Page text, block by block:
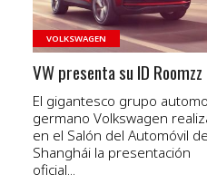
VOLKSWAGEN
VW presenta su ID Roomzz
El gigantesco grupo
germano Volkswagen
en el Salón del Automóvil de
Shanghái la presentación
oficial...